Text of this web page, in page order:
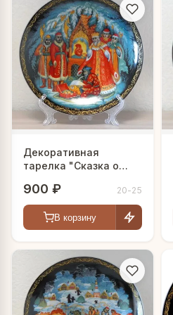
Декоративная
тарелка "Сказка о
900 ₽ 20-25
В корзину